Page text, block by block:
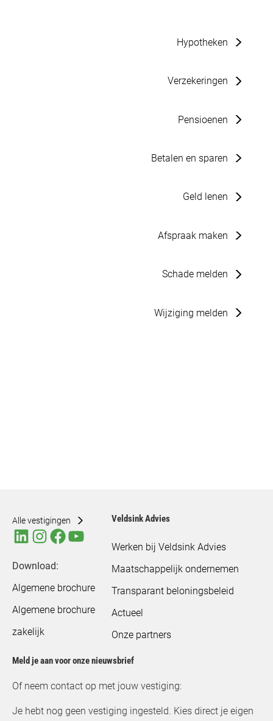
Hypotheken
Verzekeringen
Pensioenen
Betalen en sparen
Geld lenen
Afspraak maken
Schade melden
Wijziging melden
Alle vestigingen
Download:
Algemene brochure
Algemene brochure
zakelijk
Veldsink Advies
Werken bij Veldsink Advies
Maatschappelijk ondernemen
Transparant beloningsbeleid
Actueel
Onze partners
Meld je aan voor onze nieuwsbrief
Of neem contact op met jouw vestiging:
Je hebt nog geen vestiging ingesteld. Kies direct je eigen